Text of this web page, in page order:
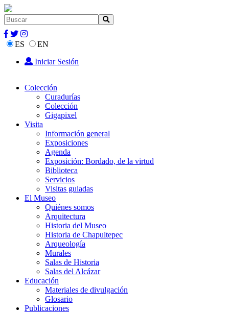
ES
EN
Iniciar Sesión
Colección
Curadurías
Colección
Gigapixel
Visita
Información general
Exposiciones
Agenda
Exposición: Bordado, de la virtud
Biblioteca
Servicios
Visitas guiadas
El Museo
Quiénes somos
Arquitectura
Historia del Museo
Historia de Chapultepec
Arqueología
Murales
Salas de Historia
Salas del Alcázar
Educación
Materiales de divulgación
Glosario
Publicaciones